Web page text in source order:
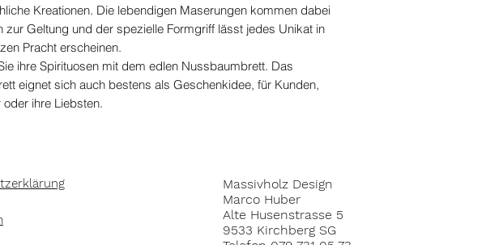
Kreationen. Die lebendigen Maserungen kommen dabei
zur Geltung und der spezielle Formgriff lässt jedes Unikat in
Pracht erscheinen.
ihre Spirituosen mit dem edlen Nussbaumbrett. Das
eignet sich auch bestens als Geschenkidee, für Kunden,
oder ihre Liebsten.
Massivholz Design
Marco Huber
Alte Husenstrasse 5
9533 Kirchberg SG